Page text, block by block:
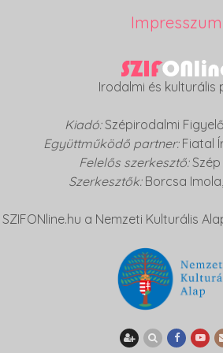
Impresszum
Irodalmi és kulturális
Kiadó:Szépirodalmi
Együttműködő partner:Fiatal
Felelős szerkesztő:
Szerkesztők: Borcsa Imola,
SZIFONline.hu a Nemzeti Kulturális